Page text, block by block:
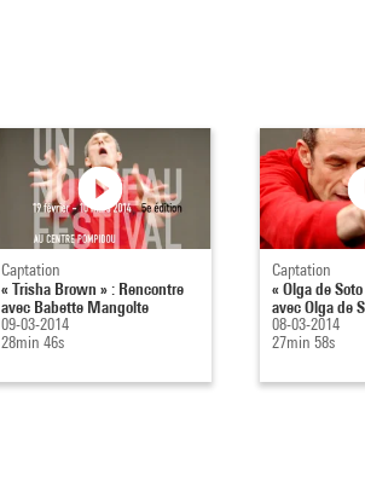
Captation
« Trisha Brown » : Rencontre
avec Babette Mangolte
09-03-2014
28min 46s
Captation
« Olga de
avec Olga de
08-03-2014
27min 58s